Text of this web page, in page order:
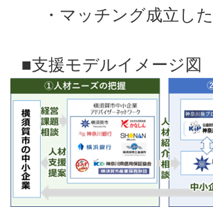
・マッチング成立し
■支援モデルイメージ図